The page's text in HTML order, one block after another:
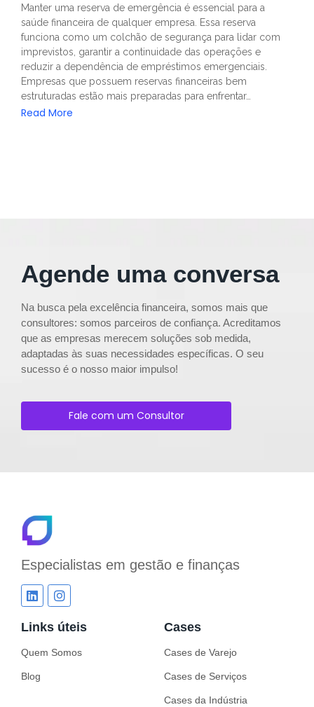
Manter uma reserva de emergência é essencial para a
saúde financeira de qualquer empresa. Essa reserva
funciona como um colchão de segurança para lidar com
imprevistos, garantir a continuidade das operações e
reduzir a dependência de empréstimos emergenciais.
Empresas que possuem reservas financeiras bem
estruturadas estão mais preparadas para enfrentar…
Read More
Agende uma conversa
Na busca pela excelência financeira, somos mais que
consultores: somos parceiros de confiança. Acreditamos
que as empresas merecem soluções sob medida,
adaptadas às suas necessidades específicas. O seu
sucesso é o nosso maior impulso!
Fale com um Consultor
Especialistas em gestão e finanças
Links úteis
Quem Somos
Blog
Cases
Cases de Varejo
Cases de Serviços
Cases da Indústria